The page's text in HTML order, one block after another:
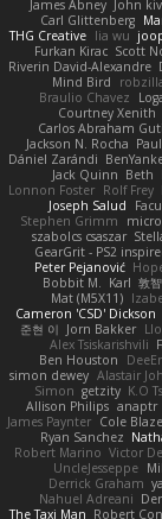
James Abney John
Carl Glittenberg
THG Creative lia wu
Furkan Kirac Scott
Riverin David-Alexandre
Mind Bird
Braulio Chavez
Courtney Xenith
Carlos Abraham
Jackson N. Rocha
Dániel Zarándi
Jack Quinn Beth
Lonnon Foster Rolf Frey
Joseph Salud
Stephen Grimm
szabolcs csaszar
GearGrit - PS2
Peter Pejanović
Bobbit M. Karl 敦
Mat (M5X11)
Cameron 'CSD' Dickson
준현 이 Jorn Bakker
Alex Tsiskarishvili
Ben Houston
simon dewey Alastair
Simon getzity K.O
Allison Philips anaptr
James Paynter Cole
Ryan Sanchez
Robert Marino Victor
UncleJesseppe
Derrick Graham
Nahuel Adreani
The Taxi Man Robert